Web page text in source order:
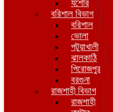
যশোর
বরিশাল বিভাগ
বরিশাল
ভোলা
পটুয়াখালী
ঝালকাঠি
পিরোজপুর
বরগুনা
রাজশাহী বিভাগ
রাজশাহী